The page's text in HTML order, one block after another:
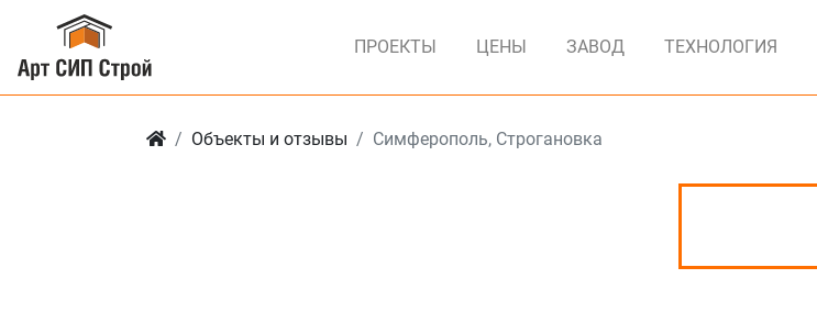
ПРОЕКТЫ ЦЕНЫ ЗАВОД ТЕХНОЛОГИЯ
Объекты и отзывы Симферополь, Строгановка